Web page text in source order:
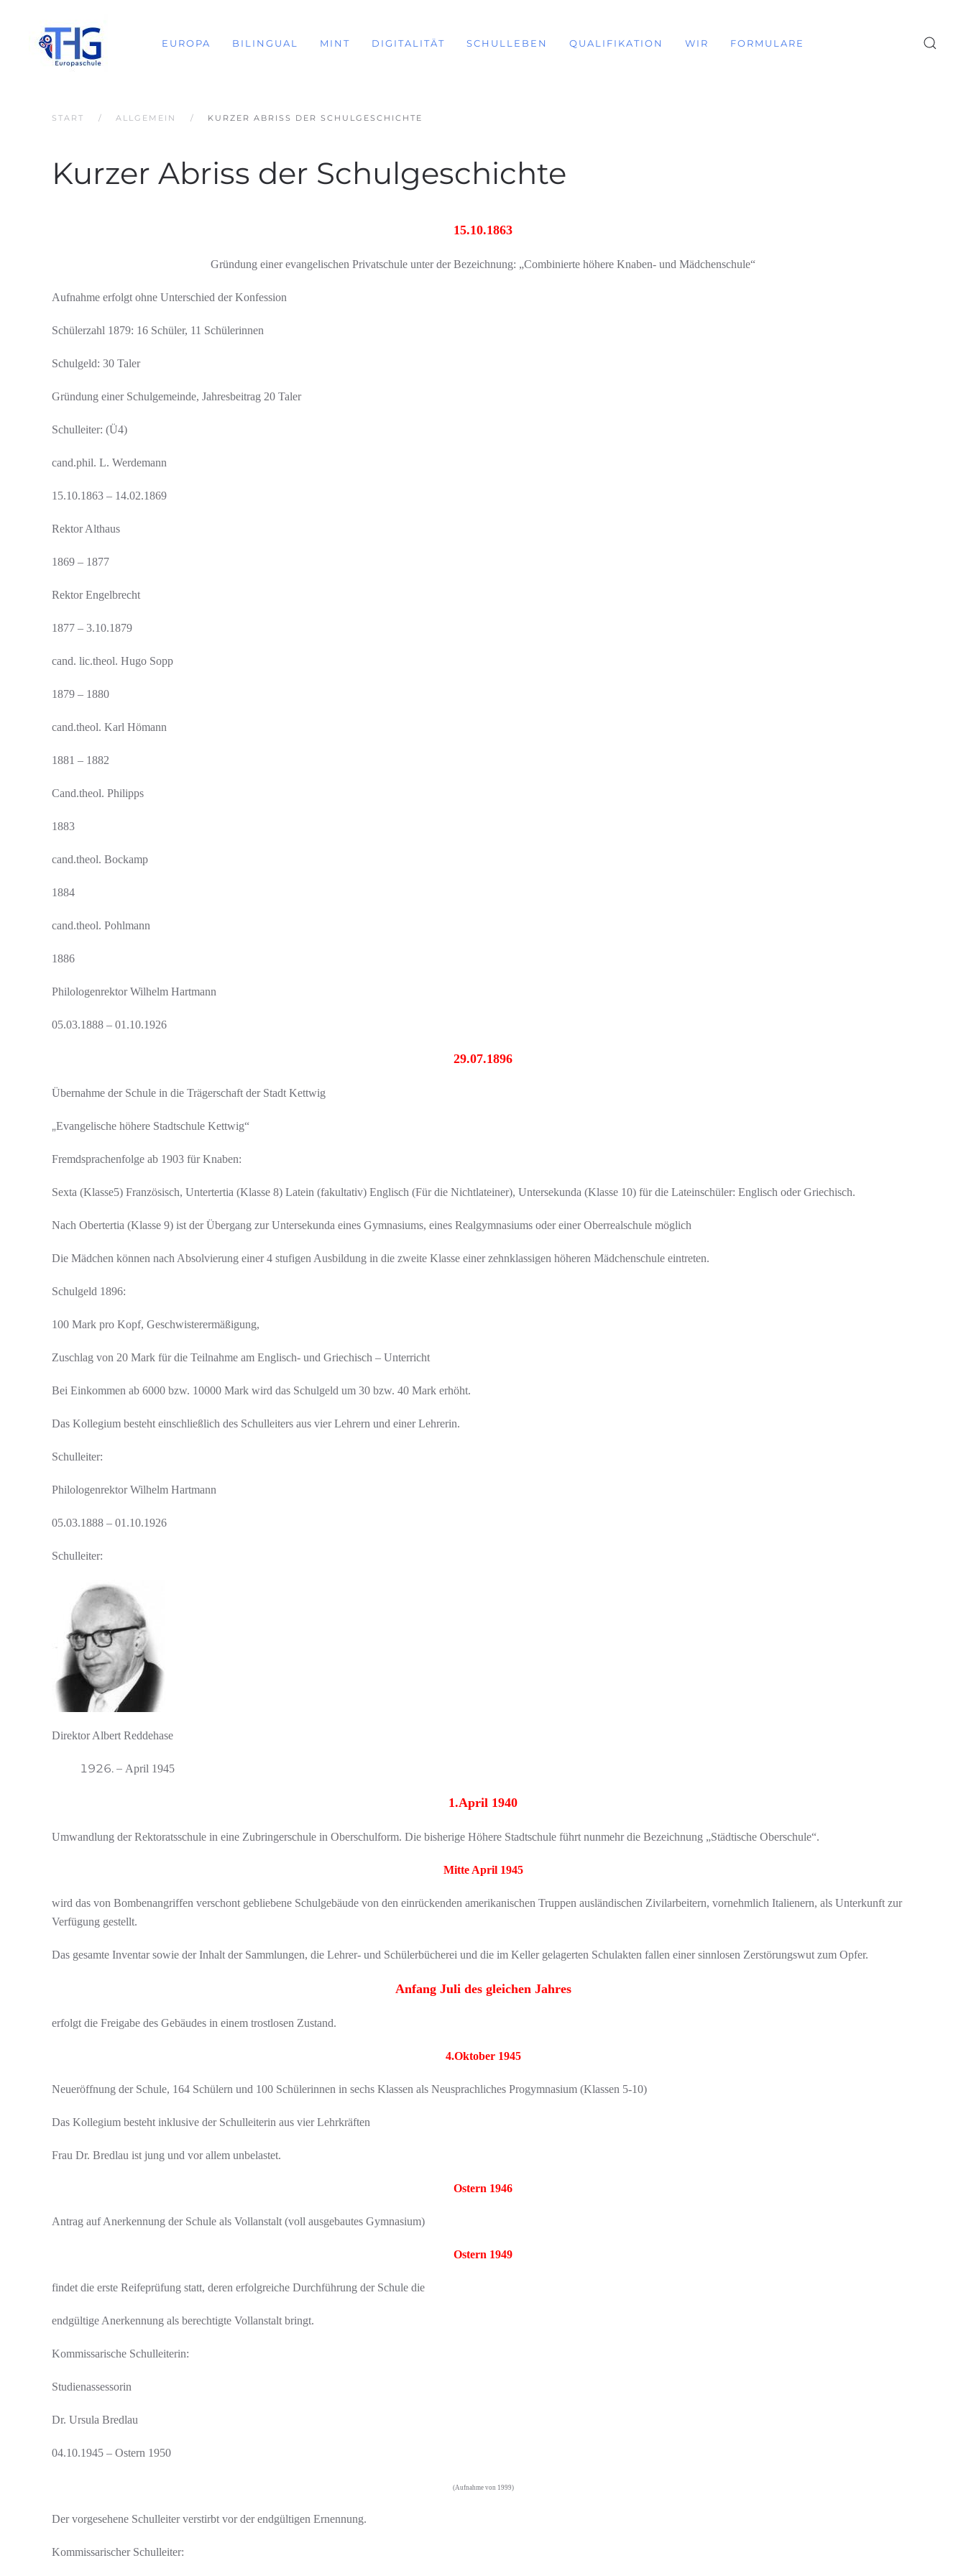
EUROPA BILINGUAL MINT DIGITALITÄT SCHULLEBEN QUALIFIKATION WIR FORMULARE
START ALLGEMEIN KURZER ABRISS DER SCHULGESCHICHTE
Kurzer Abriss der Schulgeschichte
15.10.1863
Gründung einer evangelischen Privatschule unter der Bezeichnung: „Combinierte höhere Knaben- und Mädchenschule“
Aufnahme erfolgt ohne Unterschied der Konfession
Schülerzahl 1879: 16 Schüler, 11 Schülerinnen
Schulgeld: 30 Taler
Gründung einer Schulgemeinde, Jahresbeitrag 20 Taler
Schulleiter: (Ü4)
cand.phil. L. Werdemann
15.10.1863 – 14.02.1869
Rektor Althaus
1869 – 1877
Rektor Engelbrecht
1877 – 3.10.1879
cand. lic.theol. Hugo Sopp
1879 – 1880
cand.theol. Karl Hömann
1881 – 1882
Cand.theol. Philipps
1883
cand.theol. Bockamp
1884
cand.theol. Pohlmann
1886
Philologenrektor Wilhelm Hartmann
05.03.1888 – 01.10.1926
29.07.1896
Übernahme der Schule in die Trägerschaft der Stadt Kettwig
„Evangelische höhere Stadtschule Kettwig“
Fremdsprachenfolge ab 1903 für Knaben:
Sexta (Klasse5) Französisch, Untertertia (Klasse 8) Latein (fakultativ) Englisch (Für die Nichtlateiner), Untersekunda (Klasse 10) für die Lateinschüler: Englisch oder Griechisch.
Nach Obertertia (Klasse 9) ist der Übergang zur Untersekunda eines Gymnasiums, eines Realgymnasiums oder einer Oberrealschule möglich
Die Mädchen können nach Absolvierung einer 4 stufigen Ausbildung in die zweite Klasse einer zehnklassigen höheren Mädchenschule eintreten.
Schulgeld 1896:
100 Mark pro Kopf, Geschwisterermäßigung,
Zuschlag von 20 Mark für die Teilnahme am Englisch- und Griechisch – Unterricht
Bei Einkommen ab 6000 bzw. 10000 Mark wird das Schulgeld um 30 bzw. 40 Mark erhöht.
Das Kollegium besteht einschließlich des Schulleiters aus vier Lehrern und einer Lehrerin.
Schulleiter:
Philologenrektor Wilhelm Hartmann
05.03.1888 – 01.10.1926
Schulleiter:
Direktor Albert Reddehase
– April 1945
1.April 1940
Umwandlung der Rektoratsschule in eine Zubringerschule in Oberschulform. Die bisherige Höhere Stadtschule führt nunmehr die Bezeichnung „Städtische Oberschule“.
Mitte April 1945
wird das von Bombenangriffen verschont gebliebene Schulgebäude von den einrückenden amerikanischen Truppen ausländischen Zivilarbeitern, vornehmlich Italienern, als Unterkunft zur
Verfügung gestellt.
Das gesamte Inventar sowie der Inhalt der Sammlungen, die Lehrer- und Schülerbücherei und die im Keller gelagerten Schulakten fallen einer sinnlosen Zerstörungswut zum Opfer.
Anfang Juli des gleichen Jahres
erfolgt die Freigabe des Gebäudes in einem trostlosen Zustand.
4.Oktober 1945
Neueröffnung der Schule, 164 Schülern und 100 Schülerinnen in sechs Klassen als Neusprachliches Progymnasium (Klassen 5-10)
Das Kollegium besteht inklusive der Schulleiterin aus vier Lehrkräften
Frau Dr. Bredlau ist jung und vor allem unbelastet.
Ostern 1946
Antrag auf Anerkennung der Schule als Vollanstalt (voll ausgebautes Gymnasium)
Ostern 1949
findet die erste Reifeprüfung statt, deren erfolgreiche Durchführung der Schule die
endgültige Anerkennung als berechtigte Vollanstalt bringt.
Kommissarische Schulleiterin:
Studienassessorin
Dr. Ursula Bredlau
04.10.1945 – Ostern 1950
(Aufnahme von 1999)
Der vorgesehene Schulleiter verstirbt vor der endgültigen Ernennung.
Kommissarischer Schulleiter: